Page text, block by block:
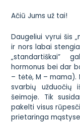
Ačiū Jums už tai!
Daugeliui vyrui šis
ir nors labai
„standartiškai”
hormonus bei dar
– tėtė, M – mama).
svarbių užduočių
šeimoje. Tik
pakelti visus
prietaringa